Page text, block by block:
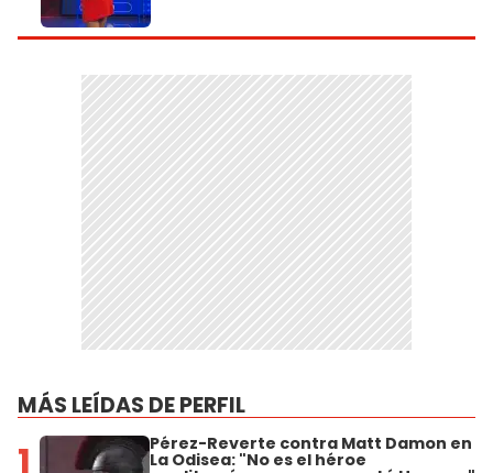
MÁS LEÍDAS DE PERFIL
1 Pérez-Reverte contra Matt Damon en
La Odisea: "No es el héroe